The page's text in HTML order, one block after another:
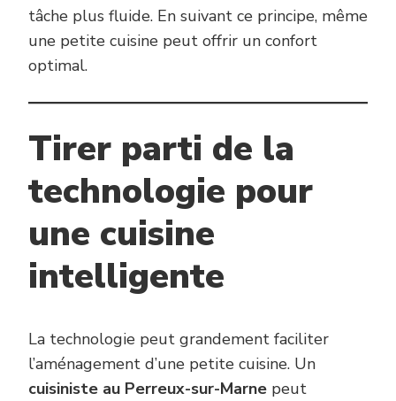
tâche plus fluide. En suivant ce principe, même
une petite cuisine peut offrir un confort
optimal.
Tirer parti de la
technologie pour
une cuisine
intelligente
La technologie peut grandement faciliter
l’aménagement d’une petite cuisine. Un
cuisiniste au Perreux-sur-Marne peut